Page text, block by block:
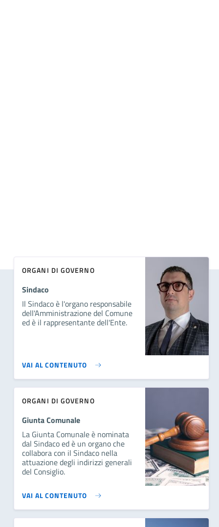
ORGANI DI GOVERNO
Sindaco
Il Sindaco è l'organo responsabile
dell'Amministrazione del Comune
ed è il rappresentante dell'Ente.
VAI AL CONTENUTO
ORGANI DI GOVERNO
Giunta Comunale
La Giunta Comunale è nominata
dal Sindaco ed è un organo che
collabora con il Sindaco nella
attuazione degli indirizzi generali
del Consiglio.
VAI AL CONTENUTO